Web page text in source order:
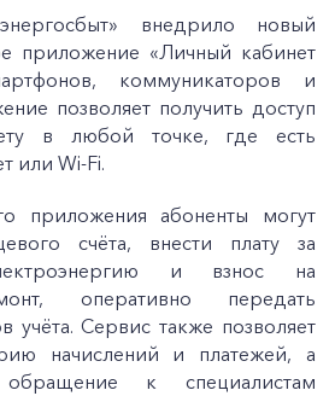
внедрило новый
приложение «Личный кабинет
коммуникаторов и
позволяет получить доступ
в любой точке, где есть
или Wi-Fi.
приложения абоненты могут
счёта, внести плату за
и взнос на
оперативно передать
учёта. Сервис также позволяет
начислений и платежей, а
к специалистам